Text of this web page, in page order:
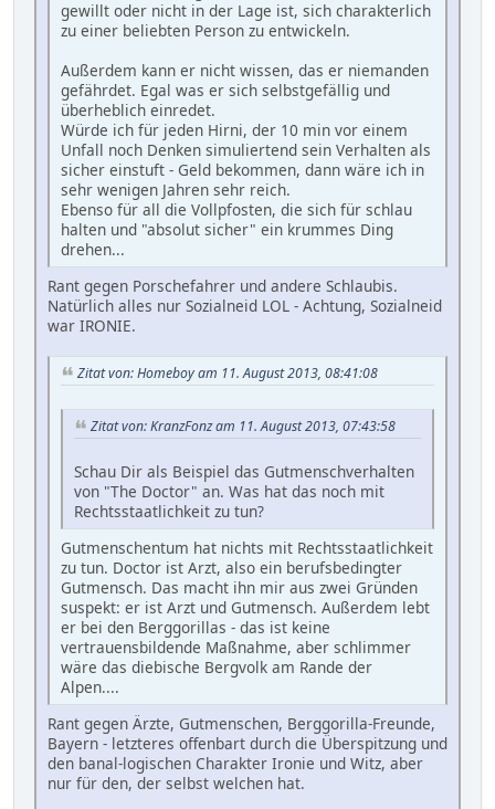
gewillt oder nicht in der Lage ist, sich charakterlich
zu einer beliebten Person zu entwickeln.
Außerdem kann er nicht wissen, das er niemanden
gefährdet. Egal was er sich selbstgefällig und
überheblich einredet.
Würde ich für jeden Hirni, der 10 min vor einem
Unfall noch Denken simuliertend sein Verhalten als
sicher einstuft - Geld bekommen, dann wäre ich in
sehr wenigen Jahren sehr reich.
Ebenso für all die Vollpfosten, die sich für schlau
halten und "absolut sicher" ein krummes Ding
drehen...
Rant gegen Porschefahrer und andere Schlaubis.
Natürlich alles nur Sozialneid LOL - Achtung, Sozialneid
war IRONIE.
Zitat von: Homeboy am 11. August 2013, 08:41:08
Zitat von: KranzFonz am 11. August 2013, 07:43:58
Schau Dir als Beispiel das Gutmenschverhalten
von "The Doctor" an. Was hat das noch mit
Rechtsstaatlichkeit zu tun?
Gutmenschentum hat nichts mit Rechtsstaatlichkeit
zu tun. Doctor ist Arzt, also ein berufsbedingter
Gutmensch. Das macht ihn mir aus zwei Gründen
suspekt: er ist Arzt und Gutmensch. Außerdem lebt
er bei den Berggorillas - das ist keine
vertrauensbildende Maßnahme, aber schlimmer
wäre das diebische Bergvolk am Rande der
Alpen....
Rant gegen Ärzte, Gutmenschen, Berggorilla-Freunde,
Bayern - letzteres offenbart durch die Überspitzung und
den banal-logischen Charakter Ironie und Witz, aber
nur für den, der selbst welchen hat.